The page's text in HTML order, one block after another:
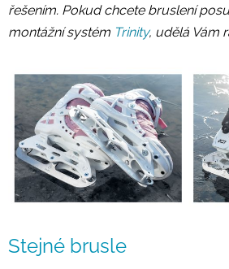
řešením. Pokud chcete bruslení
montážní systém Trinity, udělá Vám
Stejné brusle